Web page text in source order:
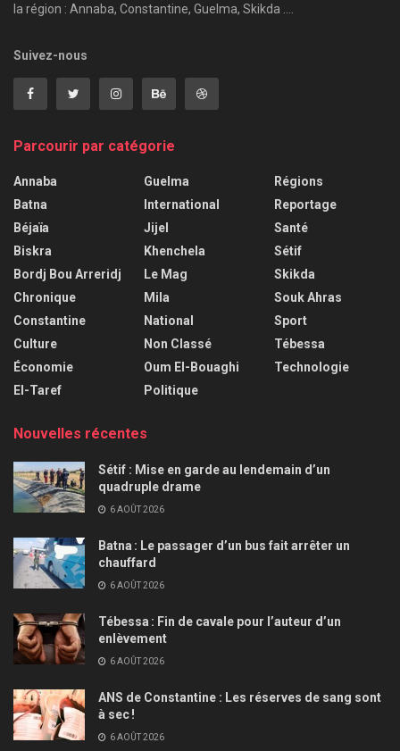
la région : Annaba, Constantine, Guelma, Skikda ....
Suivez-nous
Parcourir par catégorie
Annaba
Batna
Béjaïa
Biskra
Bordj Bou Arreridj
Chronique
Constantine
Culture
Économie
El-Taref
Guelma
International
Jijel
Khenchela
Le Mag
Mila
National
Non Classé
Oum El-Bouaghi
Politique
Régions
Reportage
Santé
Sétif
Skikda
Souk Ahras
Sport
Tébessa
Technologie
Nouvelles récentes
Sétif : Mise en garde au lendemain d’un
quadruple drame
6 AOÛT 2026
Batna : Le passager d’un bus fait arrêter un
chauffard
6 AOÛT 2026
Tébessa : Fin de cavale pour l’auteur d’un
enlèvement
6 AOÛT 2026
ANS de Constantine : Les réserves de sang sont
à sec !
6 AOÛT 2026